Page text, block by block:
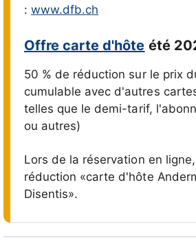
:www.dfb.ch
Offre carte d'hôte été
50 % de réduction sur le prix
cumulable avec d'autres
telles que le demi-tarif,
ou autres)
Lors de la réservation en
réduction «carte d'hôte
Disentis».